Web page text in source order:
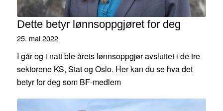
Dette betyr lønnsoppgjøret for deg
25. mai 2022
I går og i natt ble årets lønnsoppgjør avsluttet i de tre
sektorene KS, Stat og Oslo. Her kan du se hva det
betyr for deg som BF-medlem